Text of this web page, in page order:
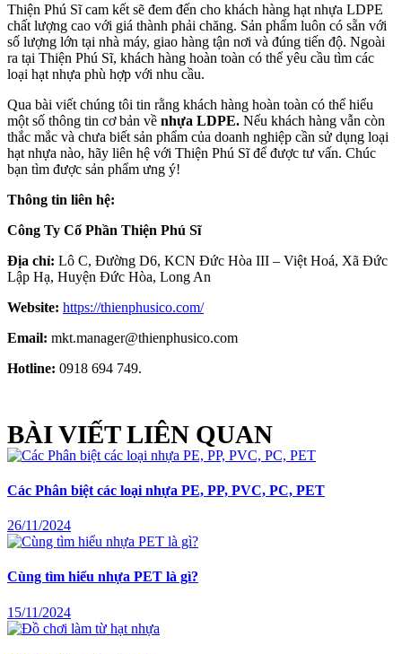
Thiện Phú Sĩ cam kết sẽ đem đến cho khách hàng hạt nhựa LDPE
chất lượng cao với giá thành phải chăng. Sản phẩm luôn có sẵn với
số lượng lớn tại nhà máy, giao hàng tận nơi và đúng tiến độ. Ngoài
ra tại Thiện Phú Sĩ, khách hàng hoàn toàn có thể yêu cầu tìm các
loại hạt nhựa phù hợp với nhu cầu.
Qua bài viết chúng tôi tin rằng khách hàng hoàn toàn có thể hiểu
một số thông tin cơ bản về nhựa LDPE. Nếu khách hàng vẫn còn
thắc mắc và chưa biết sản phẩm của doanh nghiệp cần sử dụng loại
hạt nhựa nào, hãy liên hệ với Thiện Phú Sĩ để được tư vấn. Chúc
bạn tìm được sản phẩm ưng ý!
Thông tin liên hệ:
Công Ty Cổ Phần Thiện Phú Sĩ
Địa chỉ: Lô C, Đường D6, KCN Đức Hòa III – Việt Hoá, Xã Đức
Lập Hạ, Huyện Đức Hòa, Long An
Website: https://thienphusico.com/
Email: mkt.manager@thienphusico.com
Hotline: 0918 694 749.
BÀI VIẾT LIÊN QUAN
Các Phân biệt các loại nhựa PE, PP, PVC, PC, PET
26/11/2024
Cùng tìm hiểu nhựa PET là gì?
15/11/2024